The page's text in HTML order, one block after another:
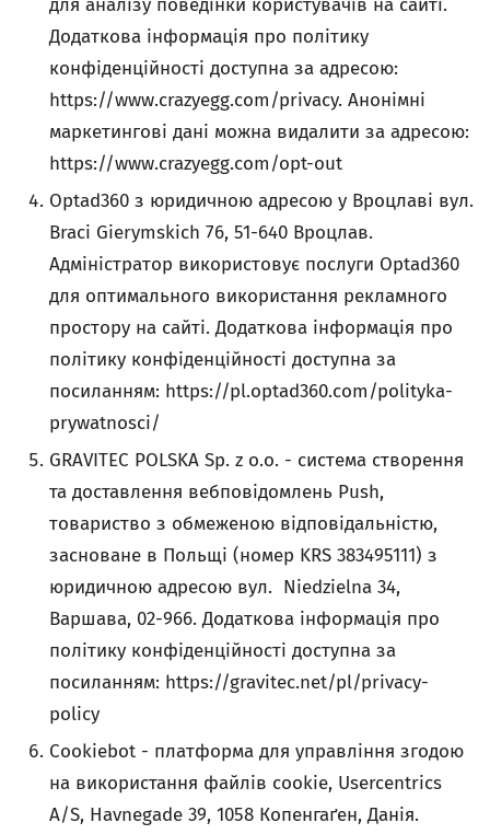
для аналізу поведінки користувачів на сайті.
Додаткова інформація про політику
конфіденційності доступна за адресою:
https://www.crazyegg.com/privacy. Анонімні
маркетингові дані можна видалити за адресою:
https://www.crazyegg.com/opt-out
Optad360 з юридичною адресою у Вроцлаві вул.
Braci Gierymskich 76, 51-640 Вроцлав.
Адміністратор використовує послуги Optad360
для оптимального використання рекламного
простору на сайті. Додаткова інформація про
політику конфіденційності доступна за
посиланням: https://pl.optad360.com/polityka-
prywatnosci/
GRAVITEC POLSKA Sp. z o.o. - система створення
та доставлення вебповідомлень Push,
товариство з обмеженою відповідальністю,
засноване в Польщі (номер KRS 383495111) з
юридичною адресою вул. Niedzielna 34,
Варшава, 02-966. Додаткова інформація про
політику конфіденційності доступна за
посиланням: https://gravitec.net/pl/privacy-
policy
Cookiebot - платформа для управління згодою
на використання файлів cookie, Usercentrics
A/S, Havnegade 39, 1058 Копенгаґен, Данія.